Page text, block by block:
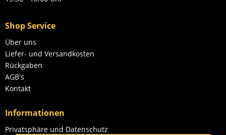
Shop Service
Über uns
Liefer- und Versandkosten
Rückgaben
AGB's
Kontakt
Informationen
Privatsphäre und Datenschutz